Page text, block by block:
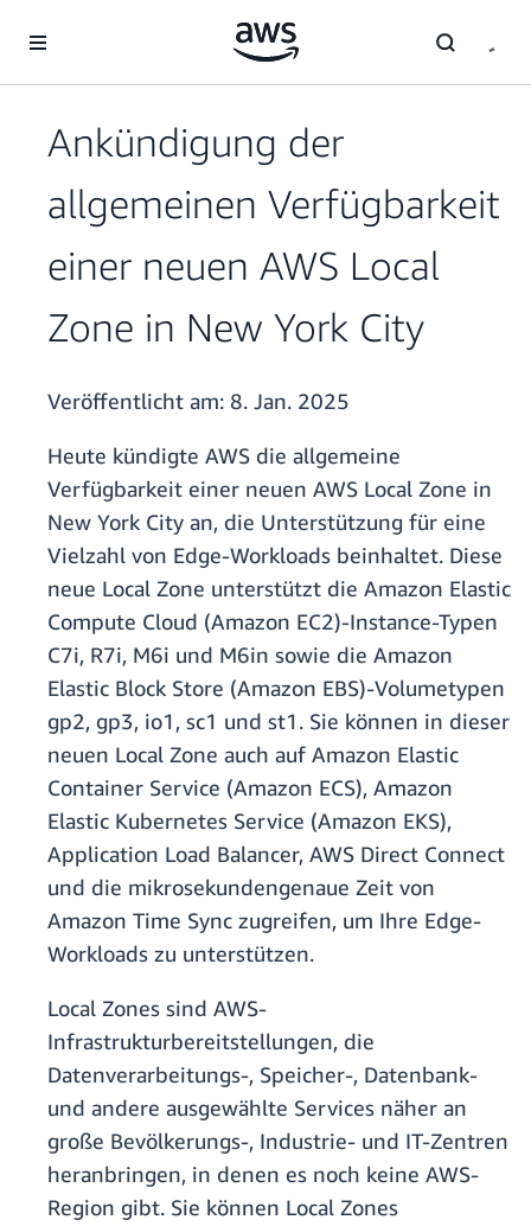
Überspringen zum Hauptinhalt
Ankündigung der
allgemeinen Verfügbarkeit
einer neuen AWS Local
Zone in New York City
Veröffentlicht am: 8. Jan. 2025
Heute kündigte AWS die allgemeine
Verfügbarkeit einer neuen AWS Local Zone in
New York City an, die Unterstützung für eine
Vielzahl von Edge-Workloads beinhaltet. Diese
neue Local Zone unterstützt die Amazon Elastic
Compute Cloud (Amazon EC2)-Instance-Typen
C7i, R7i, M6i und M6in sowie die Amazon
Elastic Block Store (Amazon EBS)-Volumetypen
gp2, gp3, io1, sc1 und st1. Sie können in dieser
neuen Local Zone auch auf Amazon Elastic
Container Service (Amazon ECS), Amazon
Elastic Kubernetes Service (Amazon EKS),
Application Load Balancer, AWS Direct Connect
und die mikrosekundengenaue Zeit von
Amazon Time Sync zugreifen, um Ihre Edge-
Workloads zu unterstützen.
Local Zones sind AWS-
Infrastrukturbereitstellungen, die
Datenverarbeitungs-, Speicher-, Datenbank-
und andere ausgewählte Services näher an
große Bevölkerungs-, Industrie- und IT-Zentren
heranbringen, in denen es noch keine AWS-
Region gibt. Sie können Local Zones